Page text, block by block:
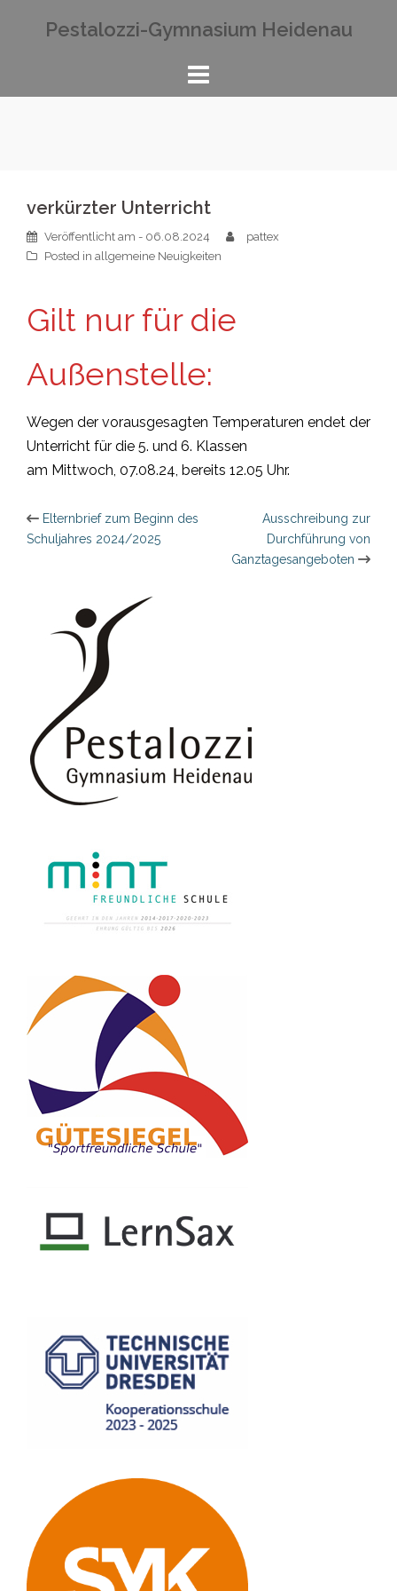
Pestalozzi-Gymnasium Heidenau
verkürzter Unterricht
Veröffentlicht am - 06.08.2024
pattex
Posted in allgemeine Neuigkeiten
Gilt nur für die
Außenstelle:
Wegen der vorausgesagten Temperaturen endet der
Unterricht für die 5. und 6. Klassen
am Mittwoch, 07.08.24, bereits 12.05 Uhr.
Beitragsnavigation
Elternbrief zum Beginn des
Schuljahres 2024/2025
Ausschreibung zur
Durchführung von
Ganztagesangeboten